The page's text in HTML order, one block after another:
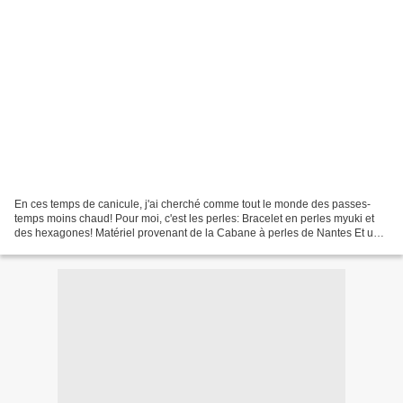
En ces temps de canicule, j'ai cherché comme tout le monde des passes-
temps moins chaud! Pour moi, c'est les perles: Bracelet en perles myuki et
des hexagones! Matériel provenant de la Cabane à perles de Nantes Et un